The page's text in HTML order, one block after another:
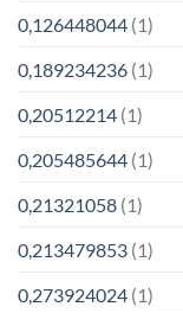
0,126448044 (1)
0,189234236 (1)
0,20512214 (1)
0,205485644 (1)
0,21321058 (1)
0,213479853 (1)
0,273924024 (1)